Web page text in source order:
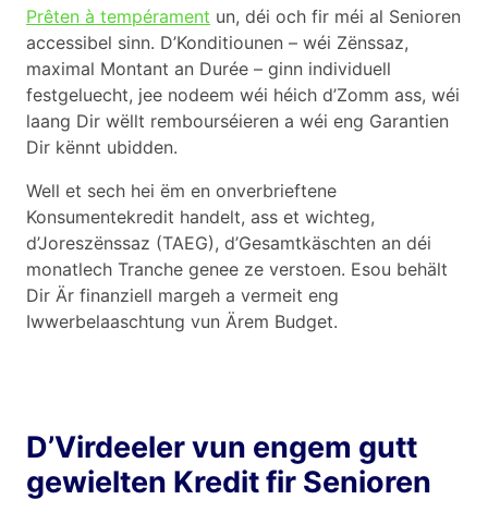
Prêten à tempérament un, déi och fir méi al Senioren
accessibel sinn. D’Konditiounen – wéi Zënssaz,
maximal Montant an Durée – ginn individuell
festgeluecht, jee nodeem wéi héich d’Zomm ass, wéi
laang Dir wëllt rembourséieren a wéi eng Garantien
Dir kënnt ubidden.
Well et sech hei ëm en onverbrieftene
Konsumentekredit handelt, ass et wichteg,
d’Joreszënssaz (TAEG), d’Gesamtkäschten an déi
monatlech Tranche genee ze verstoen. Esou behält
Dir Är finanziell margeh a vermeit eng
Iwwerbelaaschtung vun Ärem Budget.
D’Virdeeler vun engem gutt
gewielten Kredit fir Senioren